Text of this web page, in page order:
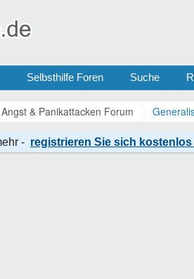
Selbsthilfe Foren Suche
Angst & Panikattacken Forum